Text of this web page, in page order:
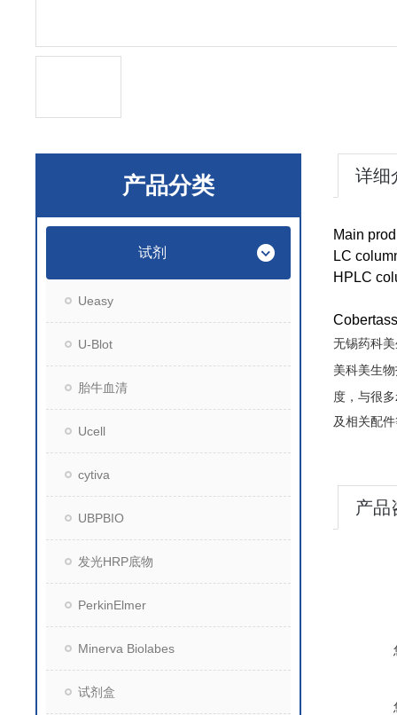
产品分类
试剂
Ueasy
U-Blot
胎牛血清
Ucell
cytiva
UBPBIO
发光HRP底物
PerkinElmer
Minerva Biolabes
试剂盒
详细
Main
LC
HPLC
无锡药科
美科美生
度，与很
及相关配
产品